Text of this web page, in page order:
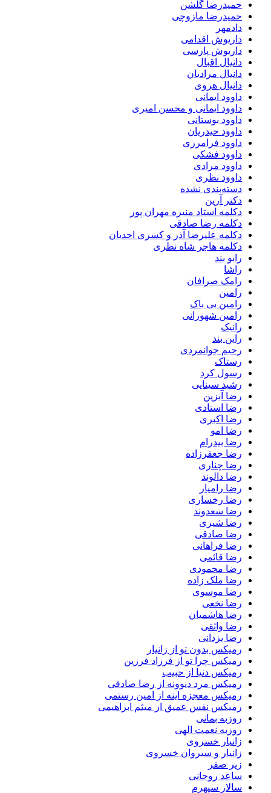
حمیدرضا گلشن
حمیدرضا مازوچی
دادمهر
داریوش اقدامی
داریوش پارسی
دانیال اقبال
دانیال مرادیان
دانیال هروی
داوود ایمانی
داوود ایمانی و محسن امیری
داوود بوستانی
داوود حیدریان
داوود فرامرزی
داوود فشکی
داوود مرادی
داوود نظری
دسته‌بندی نشده
دکتر آرین
دکلمه استاد منیره مهران پور
دکلمه رضا صادقی
دکلمه علیرضا آذر و کسری احدیان
دکلمه هاجر شاه نظری
رابو بند
راشا
رامک صرافان
رامین
رامین بی باک
رامین شهورانی
رانیک
راین بند
رحیم جوانمردی
رستاک
رسول کرد
رشید سینایی
رضا آبزین
رضا استادی
رضا اکبری
رضا امو
رضا بیدرام
رضا جعفرزاده
رضا چناری
رضا دالوند
رضا رامیار
رضا رخساری
رضا سعدوند
رضا شیری
رضا صادقی
رضا فراهانی
رضا قائمی
رضا محمودی
رضا ملک زاده
رضا موسوی
رضا نخعی
رضا هاشمیان
رضا واثقی
رضا یزدانی
رمیکس بدون تو از زانیار
رمیکس چرا تو از فرزاد فرزین
رمیکس دنیا از حبیب
رمیکس مرد دیوونه از رضا صادقی
رمیکس معجزه اینه از امین رستمی
رمیکس نفس عمیق از میثم ابراهیمی
روزبه بمانی
روزبه نعمت الهی
زانیار خسروی
زانیار و سیروان خسروی
زیر صفر
ساعد روحانی
سالار سپهرم